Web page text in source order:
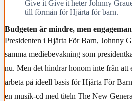
Give it Give it heter Johnny
till förmån för Hjärta för barn.
Budgeten är mindre, men
Presidenten i Hjärta För Barn, Johnny
samma mediebevakning som
nu. Men det hindrar honom inte från att
arbeta på ideell basis för Hjärta För
en musik-cd med titeln The New